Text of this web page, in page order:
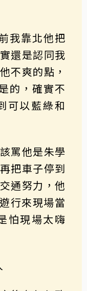
我靠北他把
還是認同我
不爽的點，
的，確實不
可以藍綠和
罵他是朱學
把車子停到
通努力，他
行來現場當
怕現場太嗨